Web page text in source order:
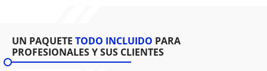
UN PAQUETE TODO INCLUIDO PARA
PROFESIONALES Y SUS CLIENTES